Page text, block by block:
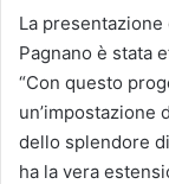
La
Pagnano è stata
“Con questo
un’impostazione
dello splendore
ha la vera